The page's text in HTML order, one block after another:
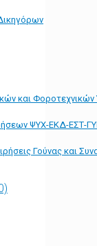
και
ΨΥΧ-ΕΚΔ-ΕΣΤ-
Γούνας και